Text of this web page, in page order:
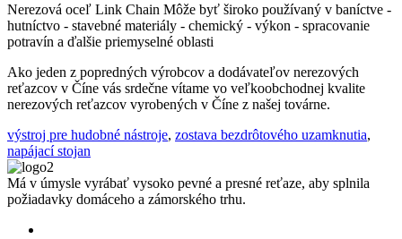
Nerezová oceľ Link Chain Môže byť široko používaný v baníctve -
hutníctvo - stavebné materiály - chemický - výkon - spracovanie
potravín a ďalšie priemyselné oblasti
Ako jeden z popredných výrobcov a dodávateľov nerezových
reťazcov v Číne vás srdečne vítame vo veľkoobchodnej kvalite
nerezových reťazcov vyrobených v Číne z našej továrne.
výstroj pre hudobné nástroje, zostava bezdrôtového uzamknutia,
napájací stojan
Má v úmysle vyrábať vysoko pevné a presné reťaze, aby splnila
požiadavky domáceho a zámorského trhu.